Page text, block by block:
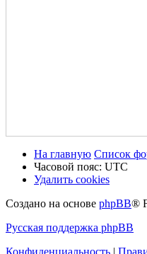
На главную Список
Часовой пояс: UTC
Удалить cookies
Создано на основе phpBB®
Русская поддержка phpBB
Конфиденциальность |